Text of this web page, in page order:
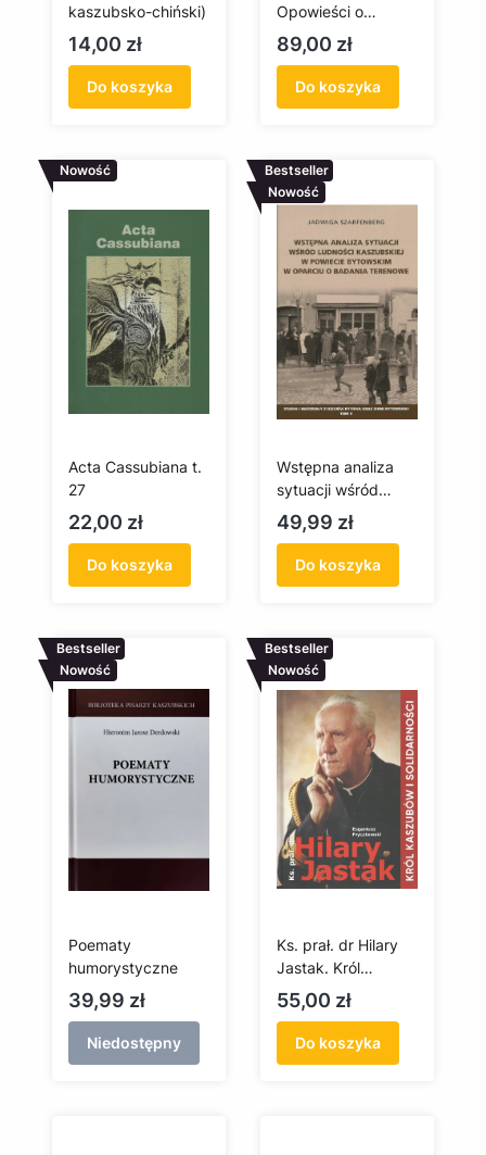
kaszubsko-chiński)
Cena
14,00 zł
Do koszyka
Opowieści o
Pomorzu Przednim
Cena
89,00 zł
Do koszyka
Nowość
Acta Cassubiana t.
27
Cena
22,00 zł
Do koszyka
Bestseller
Nowość
Wstępna analiza
sytuacji wśród
ludności
kaszubskiej w
powiecie
bytowskim w
Cena
49,99 zł
Do koszyka
Bestseller
Nowość
Poematy
humorystyczne
Cena
39,99 zł
Niedostępny
Bestseller
Nowość
Ks. prał. dr Hilary
Jastak. Król
Kaszubów i
Solidarności
Cena
55,00 zł
Do koszyka